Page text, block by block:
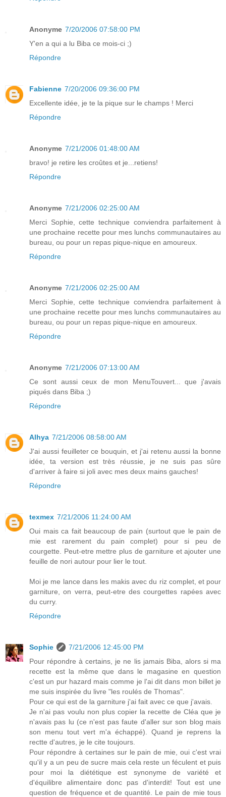
Anonyme 7/20/2006 07:58:00 PM
Y'en a qui a lu Biba ce mois-ci ;)
Répondre
Fabienne 7/20/2006 09:36:00 PM
Excellente idée, je te la pique sur le champs ! Merci
Répondre
Anonyme 7/21/2006 01:48:00 AM
bravo! je retire les croûtes et je...retiens!
Répondre
Anonyme 7/21/2006 02:25:00 AM
Merci Sophie, cette technique conviendra parfaitement à
une prochaine recette pour mes lunchs communautaires au
bureau, ou pour un repas pique-nique en amoureux.
Répondre
Anonyme 7/21/2006 02:25:00 AM
Merci Sophie, cette technique conviendra parfaitement à
une prochaine recette pour mes lunchs communautaires au
bureau, ou pour un repas pique-nique en amoureux.
Répondre
Anonyme 7/21/2006 07:13:00 AM
Ce sont aussi ceux de mon MenuTouvert... que j'avais
piqués dans Biba ;)
Répondre
Alhya 7/21/2006 08:58:00 AM
J'ai aussi feuilleter ce bouquin, et j'ai retenu aussi la bonne
idée, ta version est très réussie, je ne suis pas sûre
d'arriver à faire si joli avec mes deux mains gauches!
Répondre
texmex 7/21/2006 11:24:00 AM
Oui mais ca fait beaucoup de pain (surtout que le pain de
mie est rarement du pain complet) pour si peu de
courgette. Peut-etre mettre plus de garniture et ajouter une
feuille de nori autour pour lier le tout.
Moi je me lance dans les makis avec du riz complet, et pour
garniture, on verra, peut-etre des courgettes rapées avec
du curry.
Répondre
Sophie
7/21/2006 12:45:00 PM
Pour répondre à certains, je ne lis jamais Biba, alors si ma
recette est la même que dans le magasine en question
c'est un pur hazard mais comme je l'ai dit dans mon billet je
me suis inspirée du livre "les roulés de Thomas".
Pour ce qui est de la garniture j'ai fait avec ce que j'avais.
Je n'ai pas voulu non plus copier la recette de Cléa que je
n'avais pas lu (ce n'est pas faute d'aller sur son blog mais
son menu tout vert m'a échappé). Quand je reprens la
rectte d'autres, je le cite toujours.
Pour répondre à certaines sur le pain de mie, oui c'est vrai
qu'il y a un peu de sucre mais cela reste un féculent et puis
pour moi la diététique est synonyme de variété et
d'équilibre alimentaire donc pas d'interdit! Tout est une
question de fréquence et de quantité. Le pain de mie tous